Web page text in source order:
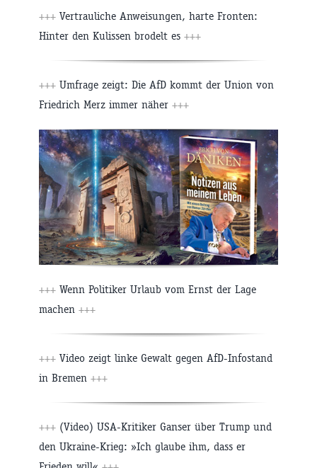
+++ Vertrauliche Anweisungen, harte Fronten:
Hinter den Kulissen brodelt es +++
+++ Umfrage zeigt: Die AfD kommt der Union von
Friedrich Merz immer näher +++
+++ Wenn Politiker Urlaub vom Ernst der Lage
machen +++
+++ Video zeigt linke Gewalt gegen AfD-Infostand
in Bremen +++
+++ (Video) USA-Kritiker Ganser über Trump und
den Ukraine-Krieg: »Ich glaube ihm, dass er